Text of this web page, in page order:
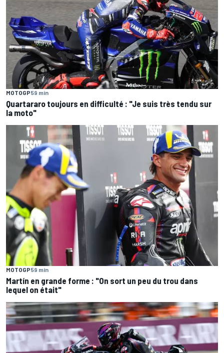
MOTOGP59 min
Quartararo toujours en difficulté : "Je suis très tendu sur
la moto"
MOTOGP59 min
Martín en grande forme : "On sort un peu du trou dans
lequel on était"